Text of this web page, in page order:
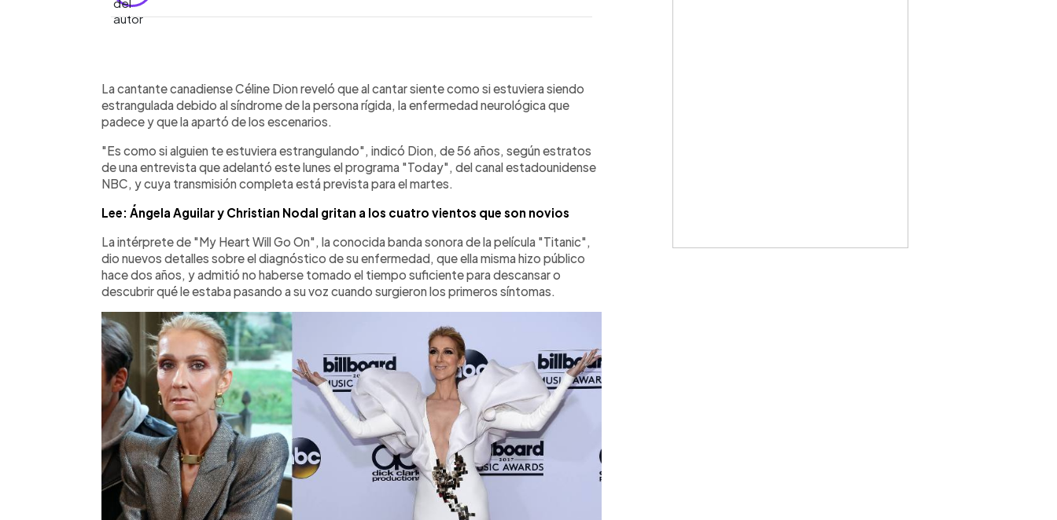
► Escuchar artículo
La cantante canadiense Céline Dion reveló que al cantar siente como si estuviera siendo
estrangulada debido al síndrome de la persona rígida, la enfermedad neurológica que
padece y que la apartó de los escenarios.
"Es como si alguien te estuviera estrangulando", indicó Dion, de 56 años, según estratos
de una entrevista que adelantó este lunes el programa "Today", del canal estadounidense
NBC, y cuya transmisión completa está prevista para el martes.
Lee: Ángela Aguilar y Christian Nodal gritan a los cuatro vientos que son novios
La intérprete de "My Heart Will Go On", la conocida banda sonora de la película "Titanic",
dio nuevos detalles sobre el diagnóstico de su enfermedad, que ella misma hizo público
hace dos años, y admitió no haberse tomado el tiempo suficiente para descansar o
descubrir qué le estaba pasando a su voz cuando surgieron los primeros síntomas.